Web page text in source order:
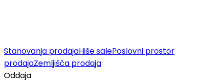
Stanovanja prodajaHiše salePoslovni prostor
prodajaZemljišča prodaja
Oddaja